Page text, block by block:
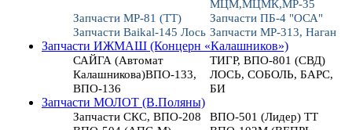
МЦМ,МЦМК,МР-35
Запчасти МР-81 (ТТ)
Запчасти ПБ-4 "ОСА"
Запчасти Baikal-145 Лось Запчасти МР-313, Наган
Запчасти ИЖМАШ (Концерн «Калашников»)
САЙГА (Автомат
Калашникова)ВПО-133,
ВПО-136
ТИГР, ВПО-801 (СВД)
ЛОСЬ, СОБОЛЬ, БАРС,
БИ
Запчасти МОЛОТ (В.Поляны)
Запчасти СКС, ВПО-208
ВПО-501 (Лидер) ТТ